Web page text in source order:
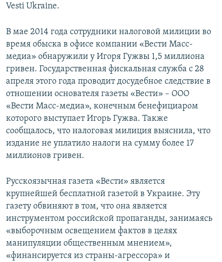
Vesti Ukraine.
В мае 2014 года сотрудники налоговой милиции во
время обыска в офисе компании «Вести Масс-
медиа» обнаружили у Игоря Гужвы 1,5 миллиона
гривен. Государственная фискальная служба с 28
апреля этого года проводит досудебное следствие в
отношении основателя газеты «Вести» – ООО
«Вести Масс-медиа», конечным бенефициаром
которого выступает Игорь Гужва. Также
сообщалось, что налоговая милиция выяснила, что
издание не уплатило налоги на сумму более 17
миллионов гривен.
Русскоязычная газета «Вести» является
крупнейшей бесплатной газетой в Украине. Эту
газету обвиняют в том, что она является
инструментом российской пропаганды, занимаясь
«выборочным освещением фактов в целях
манипуляции общественным мнением»,
«финансируется из страны-агрессора» и